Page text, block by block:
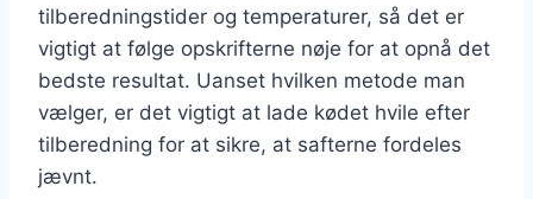
tilberedningstider og temperaturer, så det er
vigtigt at følge opskrifterne nøje for at opnå det
bedste resultat. Uanset hvilken metode man
vælger, er det vigtigt at lade kødet hvile efter
tilberedning for at sikre, at safterne fordeles
jævnt.